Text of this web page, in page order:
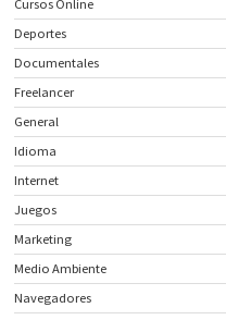
Cursos Online
Deportes
Documentales
Freelancer
General
Idioma
Internet
Juegos
Marketing
Medio Ambiente
Navegadores